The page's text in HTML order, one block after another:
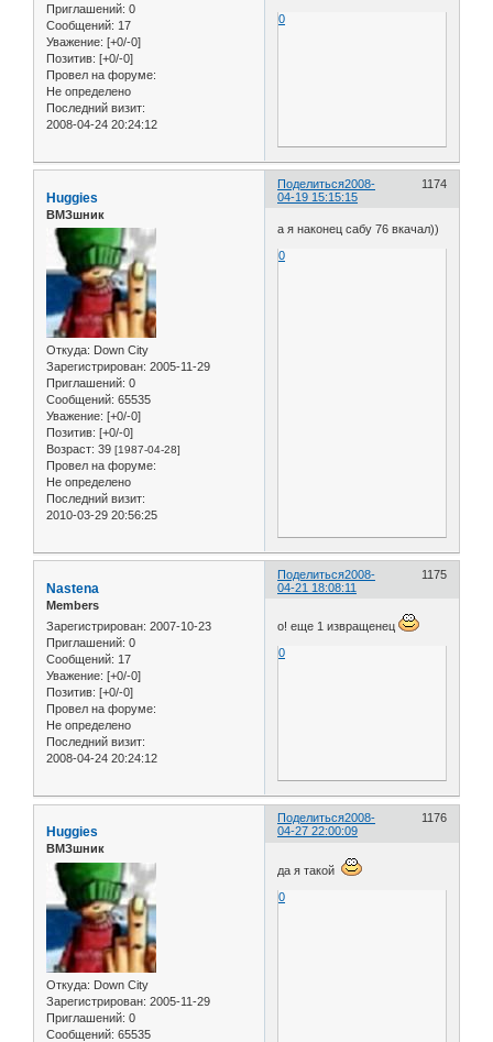
Приглашений: 0
Сообщений: 17
Уважение: [+0/-0]
Позитив: [+0/-0]
Провел на форуме:
Не определено
Последний визит:
2008-04-24 20:24:12
0
Поделиться 1174
2008-
04-19 15:15:15
Huggies
ВМЗшник
Откуда: Down City
Зарегистрирован: 2005-11-29
Приглашений: 0
Сообщений: 65535
Уважение: [+0/-0]
Позитив: [+0/-0]
Возраст: 39 [1987-04-28]
Провел на форуме:
Не определено
Последний визит:
2010-03-29 20:56:25
а я наконец сабу 76 вкачал))
0
Поделиться 1175
2008-
04-21 18:08:11
Nastena
Members
Зарегистрирован: 2007-10-23
Приглашений: 0
Сообщений: 17
Уважение: [+0/-0]
Позитив: [+0/-0]
Провел на форуме:
Не определено
Последний визит:
2008-04-24 20:24:12
о! еще 1 извращенец
0
Поделиться 1176
2008-
04-27 22:00:09
Huggies
ВМЗшник
Откуда: Down City
Зарегистрирован: 2005-11-29
Приглашений: 0
Сообщений: 65535
да я такой
0